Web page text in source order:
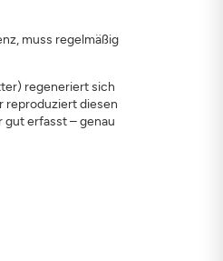
muss regelmäßig
regeneriert sich
reproduziert diesen
erfasst – genau